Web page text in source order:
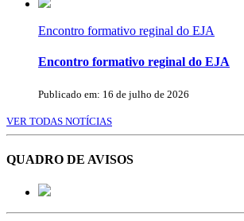
Encontro formativo reginal do EJA
Encontro formativo reginal do EJA
Publicado em: 16 de julho de 2026
VER TODAS NOTÍCIAS
QUADRO DE AVISOS